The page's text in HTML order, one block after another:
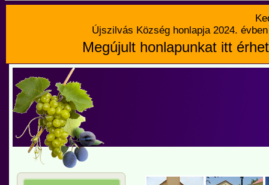
Újszilvás Község honlapja 2024.
Megújult honlapunkat itt